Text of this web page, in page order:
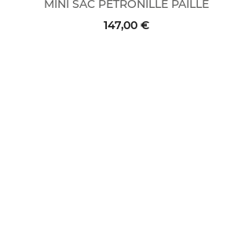
MINI SAC PETRONILLE PAILLE
147,00 €